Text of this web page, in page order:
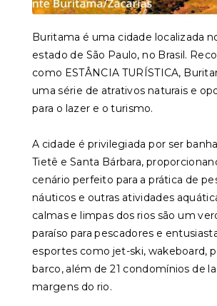
Buritama é uma cidade localizada
estado de São Paulo, no Brasil.
como ESTÂNCIA TURÍSTICA,
uma série de atrativos naturais e
para o lazer e o turismo.
A cidade é privilegiada por ser
Tietê e Santa Bárbara,
cenário perfeito para a prática de
náuticos e outras atividades
calmas e limpas dos rios são um
paraíso para pescadores e
esportes como jet-ski, wakeboard,
barco, além de 21 condomínios de
margens do rio.